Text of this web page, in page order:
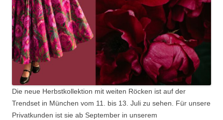
Die neue Herbstkollektion mit weiten Röcken ist auf der
Trendset in München vom 11. bis 13. Juli zu sehen. Für unsere
Privatkunden ist sie ab September in unserem